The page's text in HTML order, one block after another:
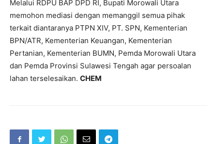
Melalui RDPU BAP DPD RI, Bupati Morowali Utara
memohon mediasi dengan memanggil semua pihak
terkait diantaranya PTPN XIV, PT. SPN, Kementerian
BPN/ATR, Kementerian Keuangan, Kementerian
Pertanian, Kementerian BUMN, Pemda Morowali Utara
dan Pemda Provinsi Sulawesi Tengah agar persoalan
lahan terselesaikan. CHEM